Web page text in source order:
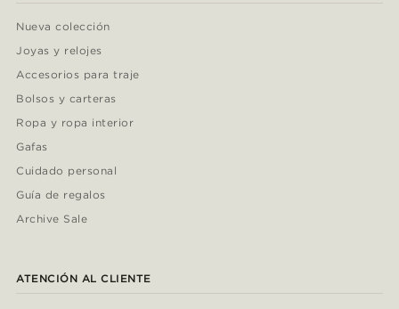
Nueva colección
Joyas y relojes
Accesorios para traje
Bolsos y carteras
Ropa y ropa interior
Gafas
Cuidado personal
Guía de regalos
Archive Sale
ATENCIÓN AL CLIENTE